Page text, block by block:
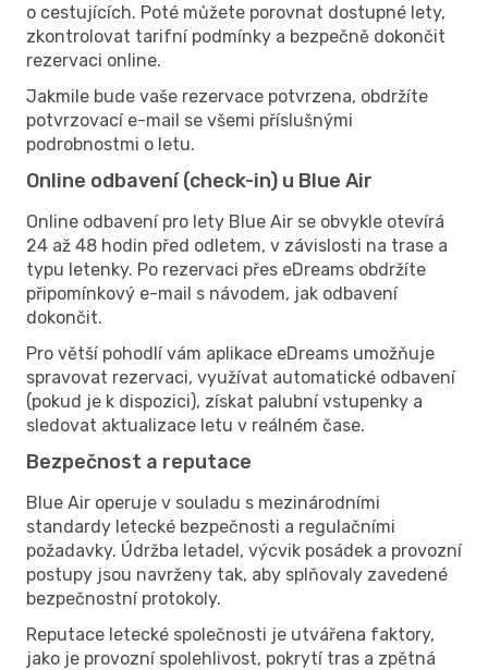
o cestujících. Poté můžete porovnat dostupné lety,
zkontrolovat tarifní podmínky a bezpečně dokončit
rezervaci online.
Jakmile bude vaše rezervace potvrzena, obdržíte
potvrzovací e-mail se všemi příslušnými
podrobnostmi o letu.
Online odbavení (check-in) u Blue Air
Online odbavení pro lety Blue Air se obvykle otevírá
24 až 48 hodin před odletem, v závislosti na trase a
typu letenky. Po rezervaci přes eDreams obdržíte
připomínkový e-mail s návodem, jak odbavení
dokončit.
Pro větší pohodlí vám aplikace eDreams umožňuje
spravovat rezervaci, využívat automatické odbavení
(pokud je k dispozici), získat palubní vstupenky a
sledovat aktualizace letu v reálném čase.
Bezpečnost a reputace
Blue Air operuje v souladu s mezinárodními
standardy letecké bezpečnosti a regulačními
požadavky. Údržba letadel, výcvik posádek a provozní
postupy jsou navrženy tak, aby splňovaly zavedené
bezpečnostní protokoly.
Reputace letecké společnosti je utvářena faktory,
jako je provozní spolehlivost, pokrytí tras a zpětná